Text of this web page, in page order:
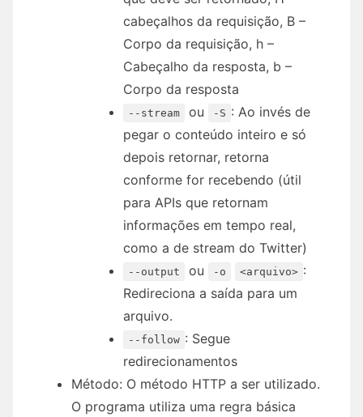
cabeçalhos da requisição, B –
Corpo da requisição, h –
Cabeçalho da resposta, b –
Corpo da resposta
--stream ou -S : Ao invés de
pegar o conteúdo inteiro e só
depois retornar, retorna
conforme for recebendo (útil
para APIs que retornam
informações em tempo real,
como a de stream do Twitter)
--output ou -o <arquivo> :
Redireciona a saída para um
arquivo.
--follow : Segue
redirecionamentos
Método: O método HTTP a ser utilizado.
O programa utiliza uma regra básica